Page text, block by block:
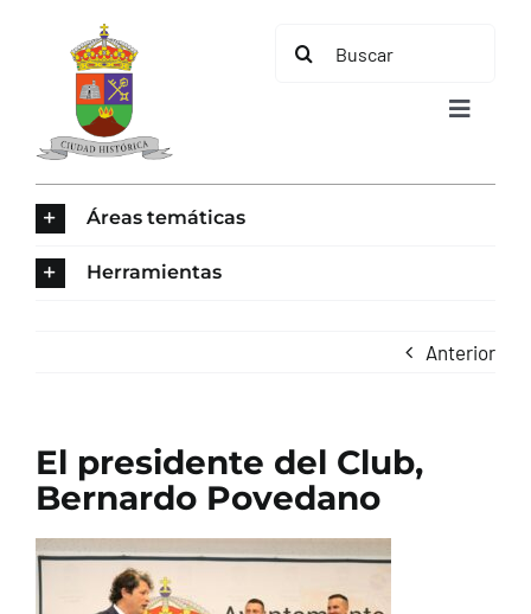
contenido
Buscar:
Toggle
TURISMO
CONTACTO
Áreas temáticas
Herramientas
Anterior
El presidente del Club,
Bernardo Povedano